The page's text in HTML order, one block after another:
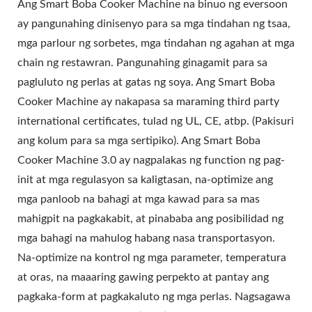
Ang Smart Boba Cooker Machine na binuo ng eversoon
ay pangunahing dinisenyo para sa mga tindahan ng tsaa,
mga parlour ng sorbetes, mga tindahan ng agahan at mga
chain ng restawran. Pangunahing ginagamit para sa
pagluluto ng perlas at gatas ng soya. Ang Smart Boba
Cooker Machine ay nakapasa sa maraming third party
international certificates, tulad ng UL, CE, atbp. (Pakisuri
ang kolum para sa mga sertipiko). Ang Smart Boba
Cooker Machine 3.0 ay nagpalakas ng function ng pag-
init at mga regulasyon sa kaligtasan, na-optimize ang
mga panloob na bahagi at mga kawad para sa mas
mahigpit na pagkakabit, at pinababa ang posibilidad ng
mga bahagi na mahulog habang nasa transportasyon.
Na-optimize na kontrol ng mga parameter, temperatura
at oras, na maaaring gawing perpekto at pantay ang
pagkaka-form at pagkakaluto ng mga perlas. Nagsagawa